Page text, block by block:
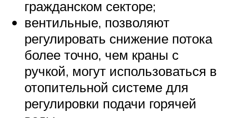
гражданском секторе;
вентильные, позволяют
регулировать снижение потока
более точно, чем краны с
ручкой, могут использоваться в
отопительной системе для
регулировки подачи горячей